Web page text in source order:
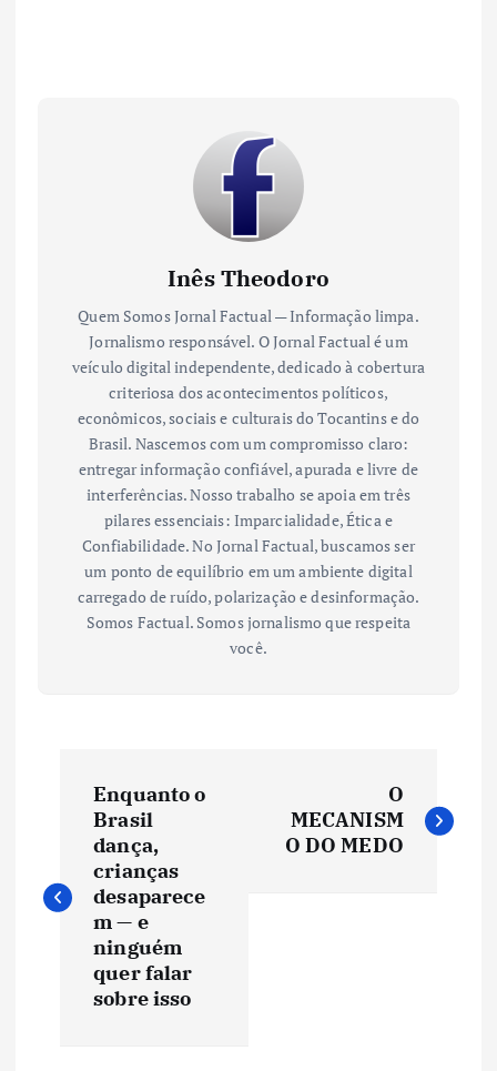
Inês Theodoro
Quem Somos Jornal Factual — Informação limpa.
Jornalismo responsável. O Jornal Factual é um
veículo digital independente, dedicado à cobertura
criteriosa dos acontecimentos políticos,
econômicos, sociais e culturais do Tocantins e do
Brasil. Nascemos com um compromisso claro:
entregar informação confiável, apurada e livre de
interferências. Nosso trabalho se apoia em três
pilares essenciais: Imparcialidade, Ética e
Confiabilidade. No Jornal Factual, buscamos ser
um ponto de equilíbrio em um ambiente digital
carregado de ruído, polarização e desinformação.
Somos Factual. Somos jornalismo que respeita
você.
v
Enquanto o
Brasil
dança,
crianças
desaparece
m — e
ninguém
quer falar
sobre isso
O
MECANISM
O DO MEDO